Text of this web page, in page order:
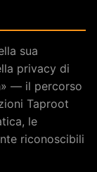
sua
privacy di
— il percorso
Taproot
le
riconoscibili